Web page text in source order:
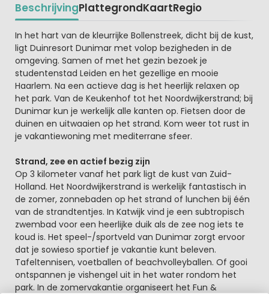
BeschrijvingPlattegrondKaartRegio
Beschrijving
In het hart van de kleurrijke Bollenstreek, dicht bij de kust,
ligt Duinresort Dunimar met volop bezigheden in de
omgeving. Samen of met het gezin bezoek je
studentenstad Leiden en het gezellige en mooie
Haarlem. Na een actieve dag is het heerlijk relaxen op
het park. Van de Keukenhof tot het Noordwijkerstrand; bij
Dunimar kun je werkelijk alle kanten op. Fietsen door de
duinen en uitwaaien op het strand. Kom weer tot rust in
je vakantiewoning met mediterrane sfeer.
Strand, zee en actief bezig zijn
Op 3 kilometer vanaf het park ligt de kust van Zuid-
Holland. Het Noordwijkerstrand is werkelijk fantastisch in
de zomer, zonnebaden op het strand of lunchen bij één
van de strandtentjes. In Katwijk vind je een subtropisch
zwembad voor een heerlijke duik als de zee nog iets te
koud is. Het speel-/sportveld van Dunimar zorgt ervoor
dat je sowieso sportief je vakantie kunt beleven.
Tafeltennisen, voetballen of beachvolleyballen. Of gooi
ontspannen je vishengel uit in het water rondom het
park. In de zomervakantie organiseert het Fun &